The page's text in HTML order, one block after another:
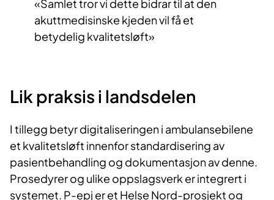
Samlet tror vi dette bidrar til at den
akuttmedisinske kjeden vil få et
betydelig kvalitetsløft
Lik praksis i landsdelen
I tillegg betyr digitaliseringen i ambulansebilene
et kvalitetsløft innenfor standardisering av
pasientbehandling og dokumentasjon av denne.
Prosedyrer og ulike oppslagsverk er integrert i
systemet. P-epj er et Helse Nord-prosjekt og